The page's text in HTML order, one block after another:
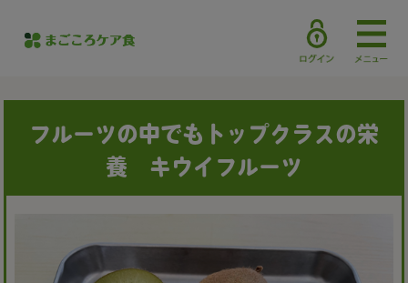
フルーツの中でもトップクラスの栄
養 キウイフルーツ